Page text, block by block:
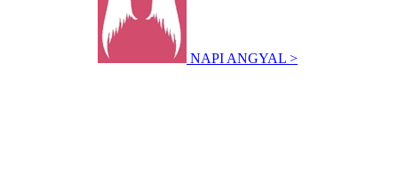
NAPI ANGYAL >